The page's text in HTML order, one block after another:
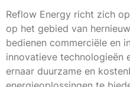
Reflow Energy richt zich
op het gebied van
bedienen commerciële en
innovatieve technologieën
ernaar duurzame en